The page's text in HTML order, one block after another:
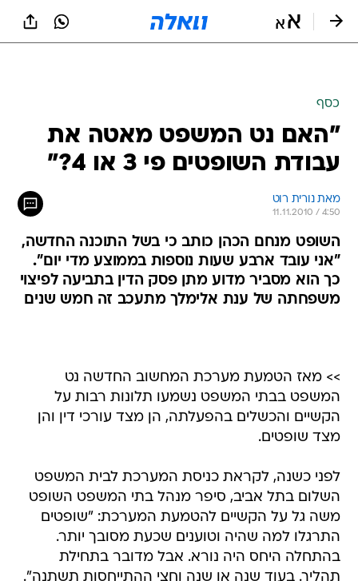
"האם נט המשפט מאטה את
עבודת השופטים פי 3 או 4?"
מאת נורית רוט
11.11.2010 / 4:50
השופט מנחם הכהן כותב כי בשל התוכנה החדשה,
"אני עובד ארבע שעות נוספות בממוצע מדי יום".
כך הוא מסביר מדוע מתן פסק הדין בתביעה לפיצוי
משפחתה של ענת אלימלך מתעכב זה חמש שנים
הקשיים והכשלים בהפעלתה, הן מצד עורכי דין והן
מצד שופטים.
לפני כשנה, לקראת כניסת המערכת לבית המשפט
משה גל על הקשיים להטמעת המערכת: "שופטים
התרגלו למה שהיה וטוענים שכעת מסובך יותר.
בהתחלה היחס היה נורא. אבל מדובר בתחילת
תהליך. בעוד שנה או שנה וחצי ההתייחסות תשתנה".